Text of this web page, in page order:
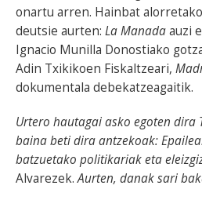
onartu arren. Hainbat
deutsie aurten: La Manadaauzi
Ignacio Munilla Donostiako
Adin Txikikoen Fiskaltzeari,
dokumentala debekatzeagaitik.
Urtero hautagai asko egoten dira
baina beti dira antzekoak:
batzuetako politikariak eta
Alvarezek.Aurten, danak sari